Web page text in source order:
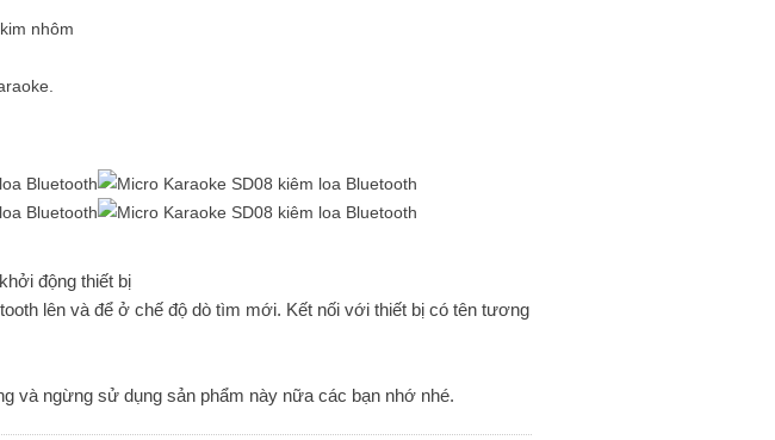
nhôm
động thiết bị
lên và để ở chế độ dò tìm mới. Kết nối với thiết bị có tên tương
và ngừng sử dụng sản phẩm này nữa các bạn nhớ nhé.